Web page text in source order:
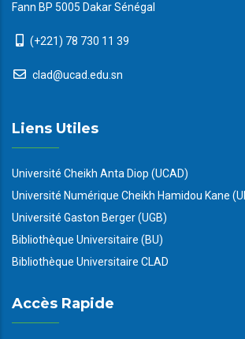
Fann BP 5005 Dakar Sénégal
(+221) 78 730 11 39
clad@ucad.edu.sn
Liens Utiles
Université Cheikh Anta Diop (UCAD)
Université Numérique Cheikh Hamidou Kane
Université Gaston Berger (UGB)
Bibliothèque Universitaire (BU)
Bibliothèque Universitaire CLAD
Accès Rapide